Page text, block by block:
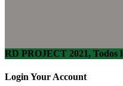
RD PROJECT 2021, Todos
Login Your Account